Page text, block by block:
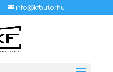
info@kfbutor.hu